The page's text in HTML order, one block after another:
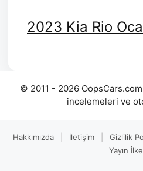
2023 Kia Rio
© 2011 - 2026
incelemeleri ve
Hakkımızda İletişim Gizlilik
Yayın